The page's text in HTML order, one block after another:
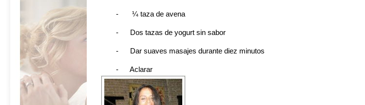
- ¼ taza de avena
- Dos tazas de yogurt sin sabor
- Dar suaves masajes durante diez minutos
- Aclarar